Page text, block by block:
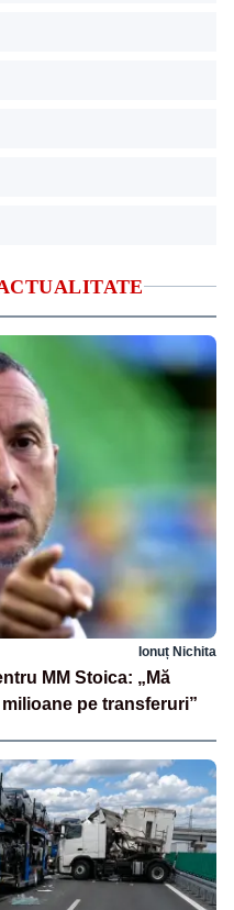
Ionuț Nichita
MM Stoica: „Mă
pe transferuri”